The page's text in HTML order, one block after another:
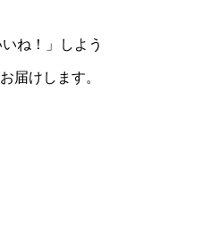
ね！」しよう
届けします。